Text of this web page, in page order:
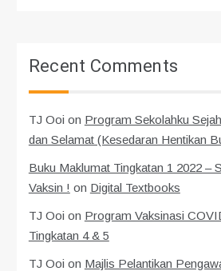
Recent Comments
TJ Ooi on Program Sekolahku
dan Selamat (Kesedaran Hentikan
Buku Maklumat Tingkatan 1 2022 –
Vaksin ! on Digital Textbooks
TJ Ooi on Program Vaksinasi
Tingkatan 4 & 5
TJ Ooi on Majlis Pelantikan